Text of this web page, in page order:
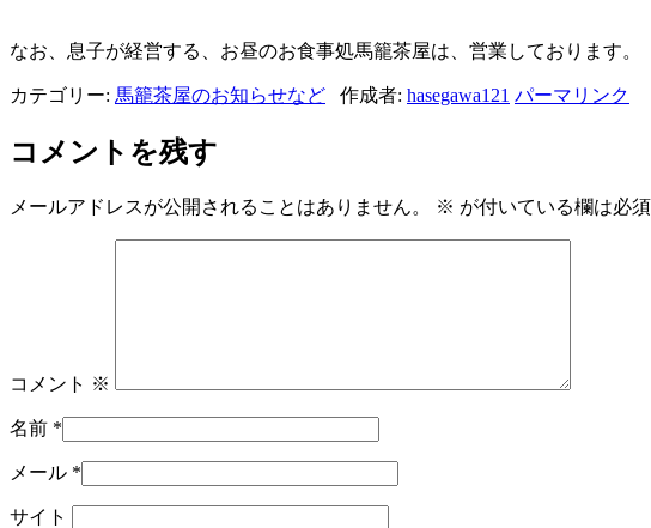
なお、息子が経営する、お昼のお食事処馬籠茶屋は、営業しております。
カテゴリー: 馬籠茶屋のお知らせなど 作成者: hasegawa121 パーマリンク
コメントを残す
メールアドレスが公開されることはありません。 ※ が付いている欄は必
コメント ※
名前 *
メール *
サイト